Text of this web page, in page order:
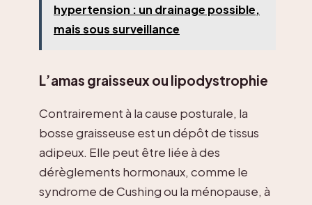
hypertension : un drainage possible,
mais sous surveillance
L’amas graisseux ou lipodystrophie
Contrairement à la cause posturale, la
bosse graisseuse est un dépôt de tissus
adipeux. Elle peut être liée à des
dérèglements hormonaux, comme le
syndrome de Cushing ou la ménopause, à